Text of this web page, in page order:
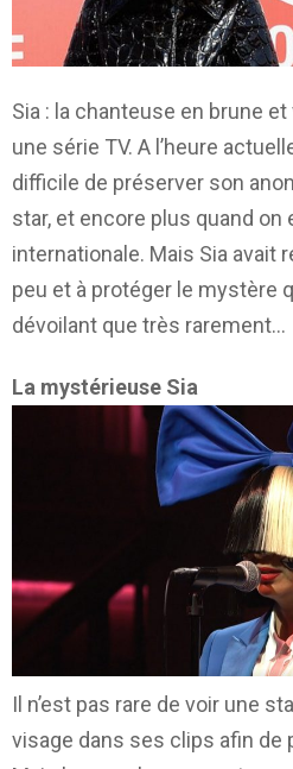
Sia : la chanteuse en brune
une série TV. A l’heure
difficile de préserver son
star, et encore plus quand on
internationale. Mais Sia avait
peu et à protéger le mystère
dévoilant que très rarement…
La mystérieuse Sia
Il n’est pas rare de voir une
visage dans ses clips afin de